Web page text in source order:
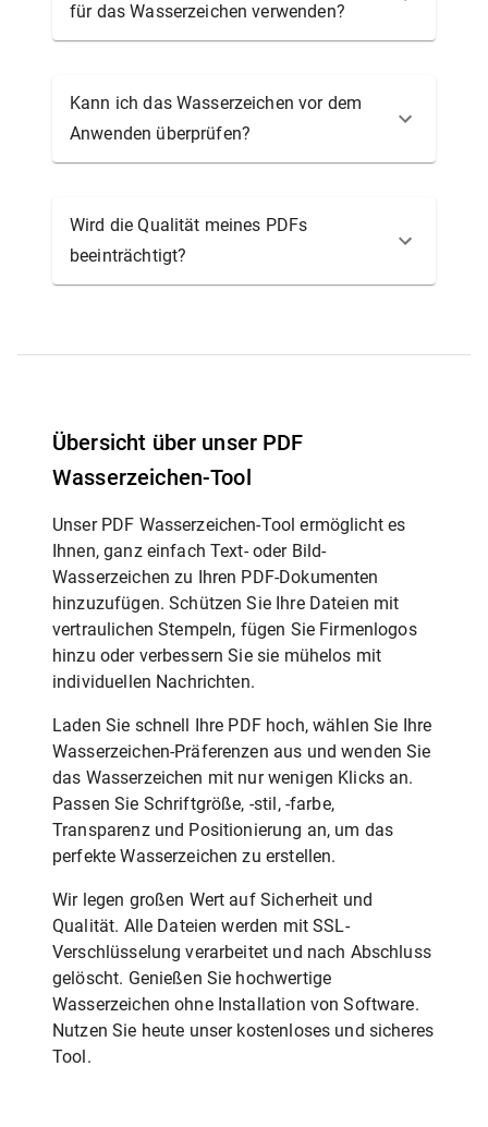
für das Wasserzeichen verwenden?
Kann ich das Wasserzeichen vor dem
Anwenden überprüfen?
Wird die Qualität meines PDFs
beeinträchtigt?
Übersicht über unser PDF
Wasserzeichen-Tool
Unser PDF Wasserzeichen-Tool ermöglicht es
Ihnen, ganz einfach Text- oder Bild-
Wasserzeichen zu Ihren PDF-Dokumenten
hinzuzufügen. Schützen Sie Ihre Dateien mit
vertraulichen Stempeln, fügen Sie Firmenlogos
hinzu oder verbessern Sie sie mühelos mit
individuellen Nachrichten.
Laden Sie schnell Ihre PDF hoch, wählen Sie Ihre
Wasserzeichen-Präferenzen aus und wenden Sie
das Wasserzeichen mit nur wenigen Klicks an.
Passen Sie Schriftgröße, -stil, -farbe,
Transparenz und Positionierung an, um das
perfekte Wasserzeichen zu erstellen.
Wir legen großen Wert auf Sicherheit und
Qualität. Alle Dateien werden mit SSL-
Verschlüsselung verarbeitet und nach Abschluss
gelöscht. Genießen Sie hochwertige
Wasserzeichen ohne Installation von Software.
Nutzen Sie heute unser kostenloses und sicheres
Tool.